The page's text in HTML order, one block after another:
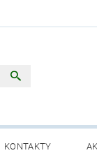
KONTAKTY